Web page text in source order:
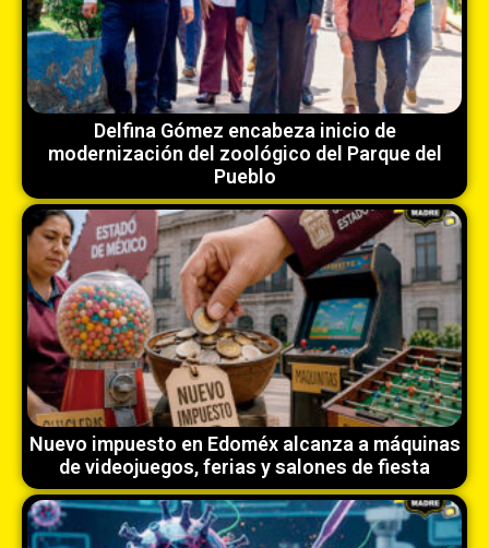
Delfina Gómez encabeza inicio de
modernización del zoológico del Parque del
Pueblo
Nuevo impuesto en Edoméx alcanza a máquinas
de videojuegos, ferias y salones de fiesta